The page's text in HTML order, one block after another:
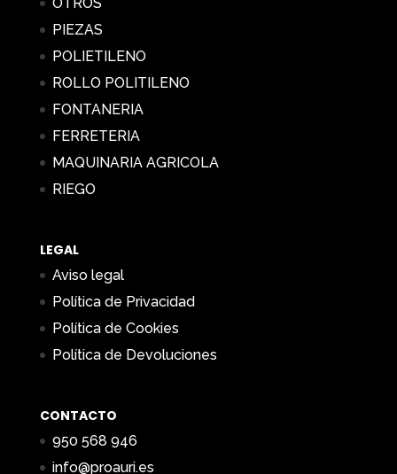
PIEZAS
POLIETILENO
ROLLO POLITILENO
FONTANERIA
FERRETERIA
MAQUINARIA AGRICOLA
RIEGO
LEGAL
Aviso legal
Política de Privacidad
Política de Cookies
Política de Devoluciones
CONTACTO
950 568 946
info@proauri.es